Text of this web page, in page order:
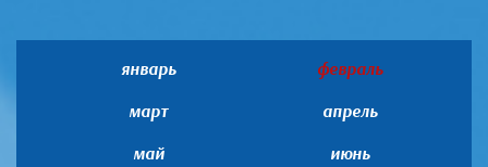
январь февраль
март апрель
май июнь